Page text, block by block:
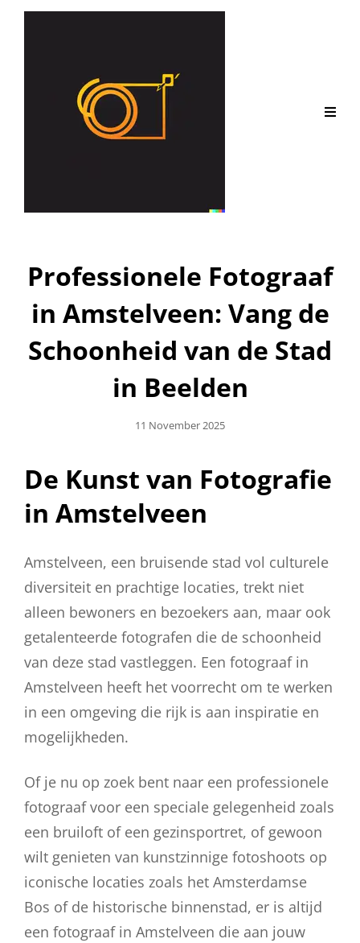
Professionele Fotograaf
in Amstelveen: Vang de
Schoonheid van de Stad
in Beelden
Geplaatst
11 November 2025
De Kunst van Fotografie
in Amstelveen
Amstelveen, een bruisende stad vol culturele
diversiteit en prachtige locaties, trekt niet
alleen bewoners en bezoekers aan, maar ook
getalenteerde fotografen die de schoonheid
van deze stad vastleggen. Een fotograaf in
Amstelveen heeft het voorrecht om te werken
in een omgeving die rijk is aan inspiratie en
mogelijkheden.
Of je nu op zoek bent naar een professionele
fotograaf voor een speciale gelegenheid zoals
een bruiloft of een gezinsportret, of gewoon
wilt genieten van kunstzinnige fotoshoots op
iconische locaties zoals het Amsterdamse
Bos of de historische binnenstad, er is altijd
een fotograaf in Amstelveen die aan jouw